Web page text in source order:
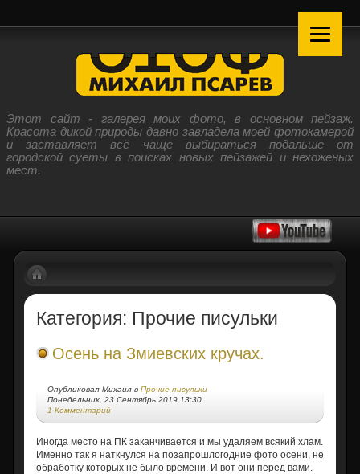
Этот сайт - галерея моих фото, в основном пейзаж.
Красота дикой природы давно завладела моей фотокамерой
и заставляет всё чаще выбираться подальше от
городской суеты в поисках новых пейзажей и нехоженых
мест.
Категория: Прочие писульки
Осень на Змиевских кручах.
Опубликовал Михаил в Прочие писульки
Понедельник, 23 Сентябрь 2019 13:30
1 Комментарий
Иногда место на ПК заканчивается и мы удаляем всякий хлам.
Именно так я наткнулся на позапрошлогодние фото осени, не
обработку которых не было времени. И вот они перед вами.